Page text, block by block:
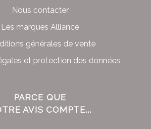
Nous contacter
Les marques Alliance
générales de vente
et protection des données
PARCE QUE
AVIS COMPTE...